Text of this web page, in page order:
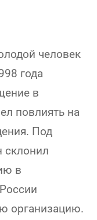
человек
года
в
повлиять на
Под
склонил
в
организацию.